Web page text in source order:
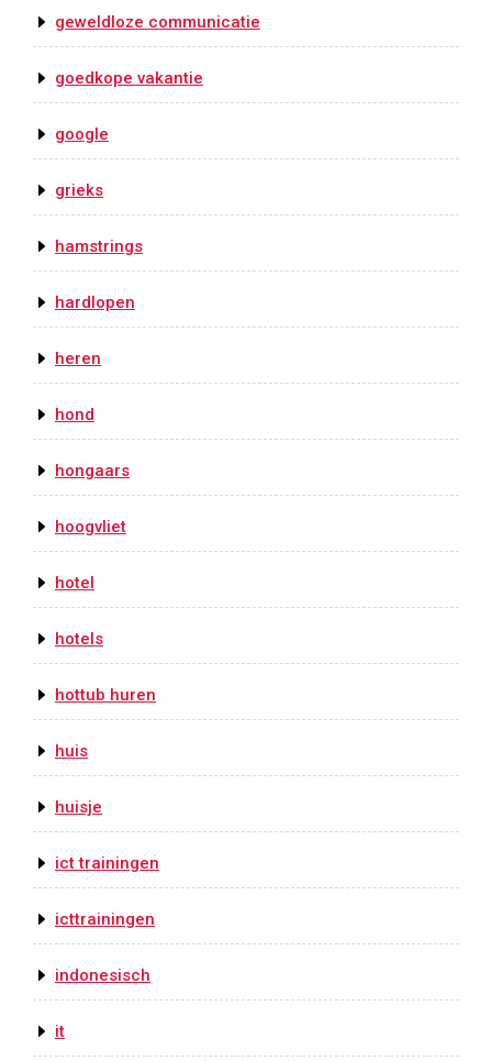
geweldloze communicatie
goedkope vakantie
google
grieks
hamstrings
hardlopen
heren
hond
hongaars
hoogvliet
hotel
hotels
hottub huren
huis
huisje
ict trainingen
icttrainingen
indonesisch
it